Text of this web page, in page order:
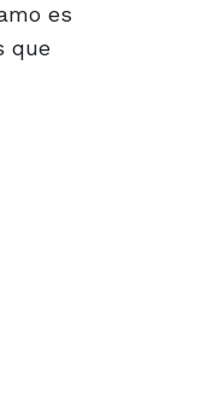
es
que